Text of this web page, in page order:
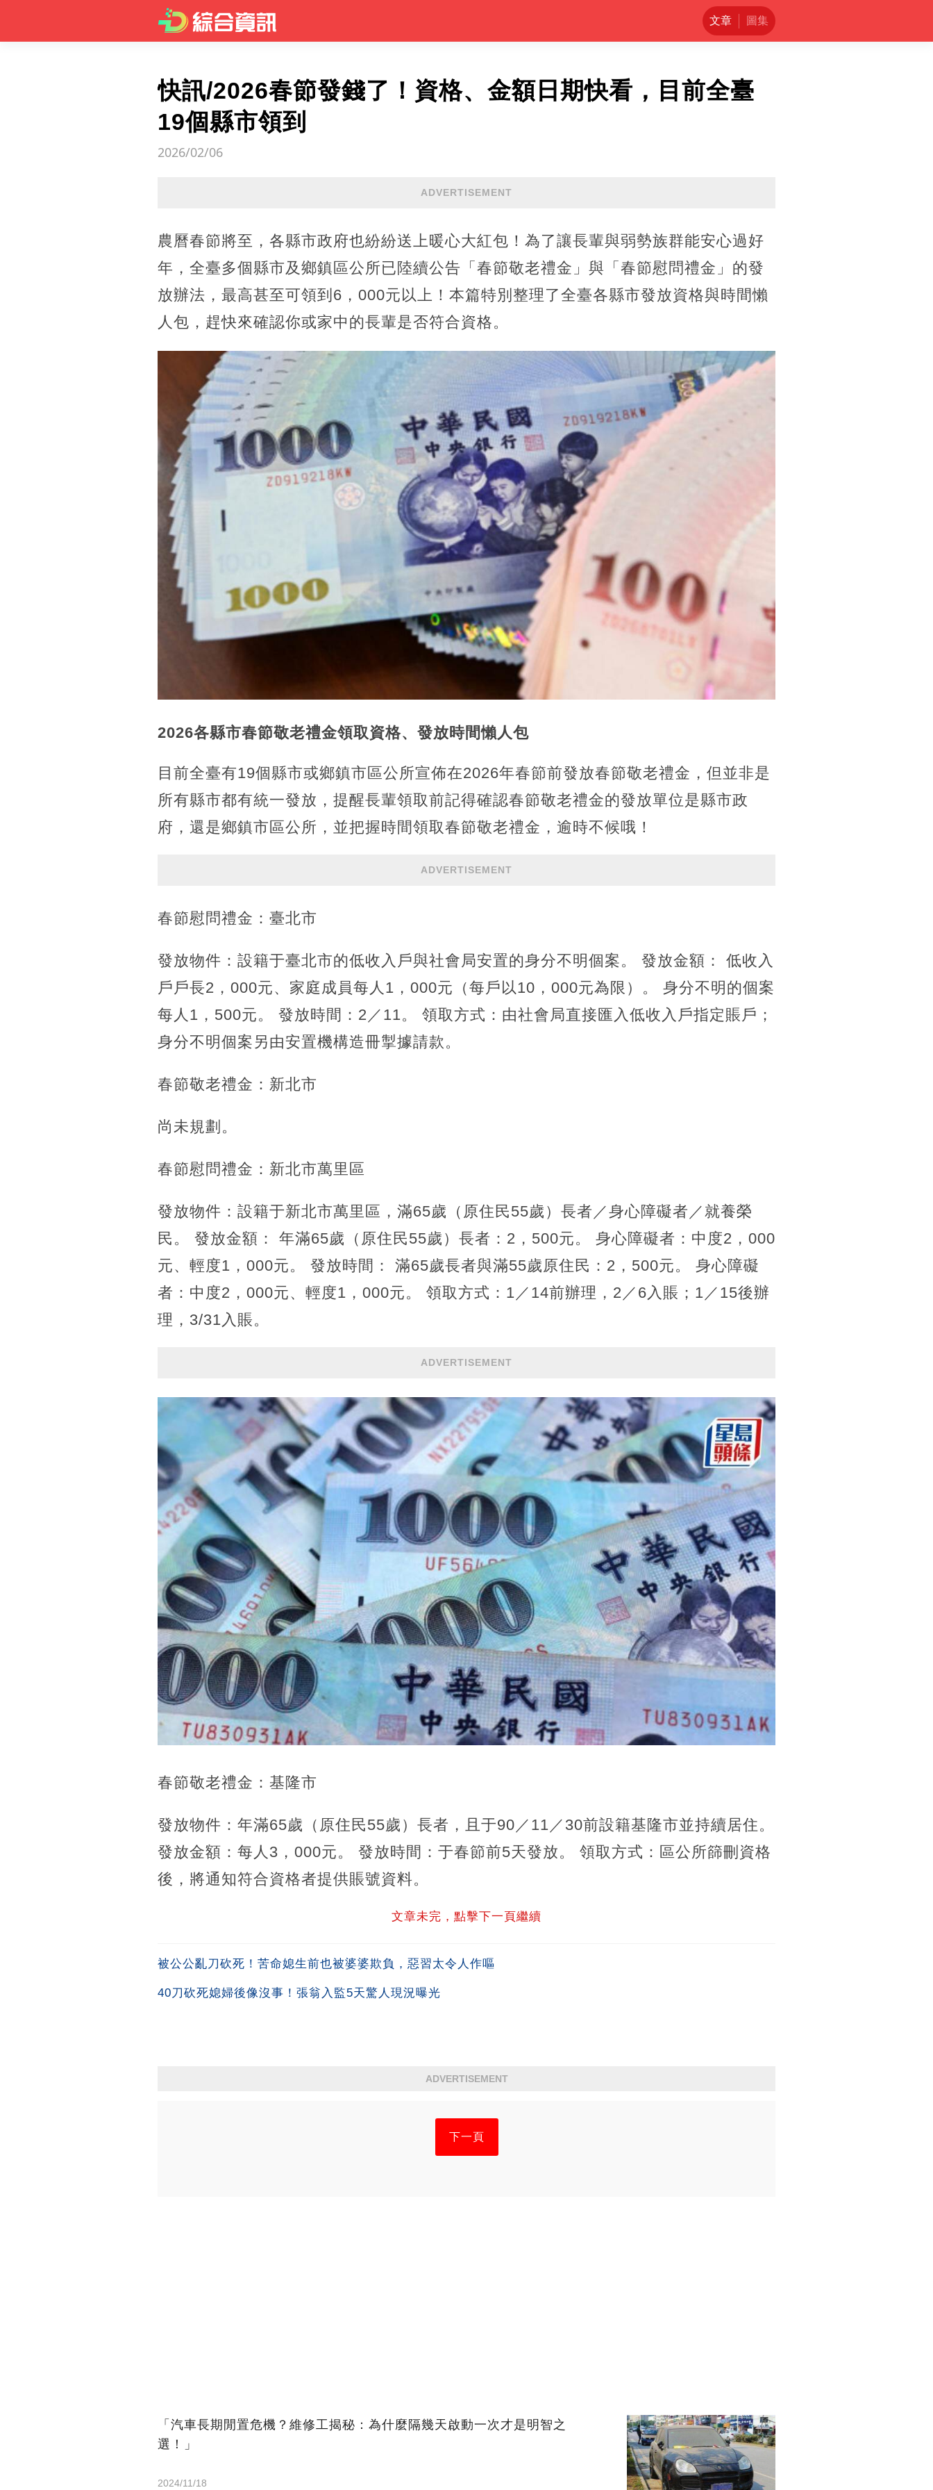
文章 圖集
快訊/2026春節發錢了！資格、金額日期快看，目前全臺
19個縣市領到
2026/02/06
ADVERTISEMENT
農曆春節將至，各縣市政府也紛紛送上暖心大紅包！為了讓長輩與弱勢族群能安心過好
年，全臺多個縣市及鄉鎮區公所已陸續公告「春節敬老禮金」與「春節慰問禮金」的發
放辦法，最高甚至可領到6，000元以上！本篇特別整理了全臺各縣市發放資格與時間懶
人包，趕快來確認你或家中的長輩是否符合資格。
2026各縣市春節敬老禮金領取資格、發放時間懶人包
目前全臺有19個縣市或鄉鎮市區公所宣佈在2026年春節前發放春節敬老禮金，但並非是
所有縣市都有統一發放，提醒長輩領取前記得確認春節敬老禮金的發放單位是縣市政
府，還是鄉鎮市區公所，並把握時間領取春節敬老禮金，逾時不候哦！
ADVERTISEMENT
春節慰問禮金：臺北市
發放物件：設籍于臺北市的低收入戶與社會局安置的身分不明個案。 發放金額： 低收入
戶戶長2，000元、家庭成員每人1，000元（每戶以10，000元為限）。 身分不明的個案
每人1，500元。 發放時間：2／11。 領取方式：由社會局直接匯入低收入戶指定賬戶；
身分不明個案另由安置機構造冊掣據請款。
春節敬老禮金：新北市
尚未規劃。
春節慰問禮金：新北市萬里區
發放物件：設籍于新北市萬里區，滿65歲（原住民55歲）長者／身心障礙者／就養榮
民。 發放金額： 年滿65歲（原住民55歲）長者：2，500元。 身心障礙者：中度2，000
元、輕度1，000元。 發放時間： 滿65歲長者與滿55歲原住民：2，500元。 身心障礙
者：中度2，000元、輕度1，000元。 領取方式：1／14前辦理，2／6入賬；1／15後辦
理，3/31入賬。
ADVERTISEMENT
春節敬老禮金：基隆市
發放物件：年滿65歲（原住民55歲）長者，且于90／11／30前設籍基隆市並持續居住。
發放金額：每人3，000元。 發放時間：于春節前5天發放。 領取方式：區公所篩刪資格
後，將通知符合資格者提供賬號資料。
文章未完，點擊下一頁繼續
被公公亂刀砍死！苦命媳生前也被婆婆欺負，惡習太令人作嘔
40刀砍死媳婦後像沒事！張翁入監5天驚人現況曝光
ADVERTISEMENT
下一頁
「汽車長期閒置危機？維修工揭秘：為什麼隔幾天啟動一次才是明智之
選！」
2024/11/18